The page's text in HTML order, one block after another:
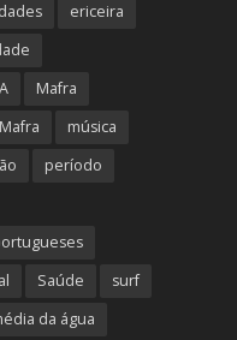
ericeira
Mafra
música
período
Saúde
surf
da água